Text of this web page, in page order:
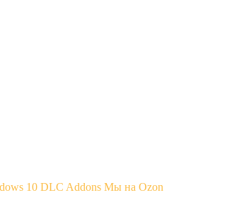
10 DLC Addons Мы на Ozon